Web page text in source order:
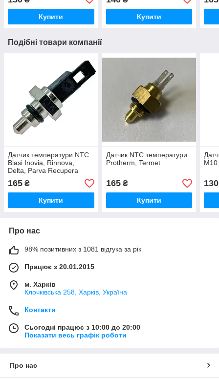
Купити Купити
Подібні товари компанії
Датчик температури NTC
Biasi Inovia, Rinnova,
Delta, Parva Recupera
165 ₴
Купити
Датчик NTC температури
Protherm, Termet
165₴
Купити
М10
130
Про нас
98% позитивних з 1081 відгука за рік
Працює з 20.01.2015
м. Харків
Клочкiвська 258, Харків, Україна
Контакти
Сьогодні працює з 10:00 до 20:00
Показати весь графік роботи
Про нас